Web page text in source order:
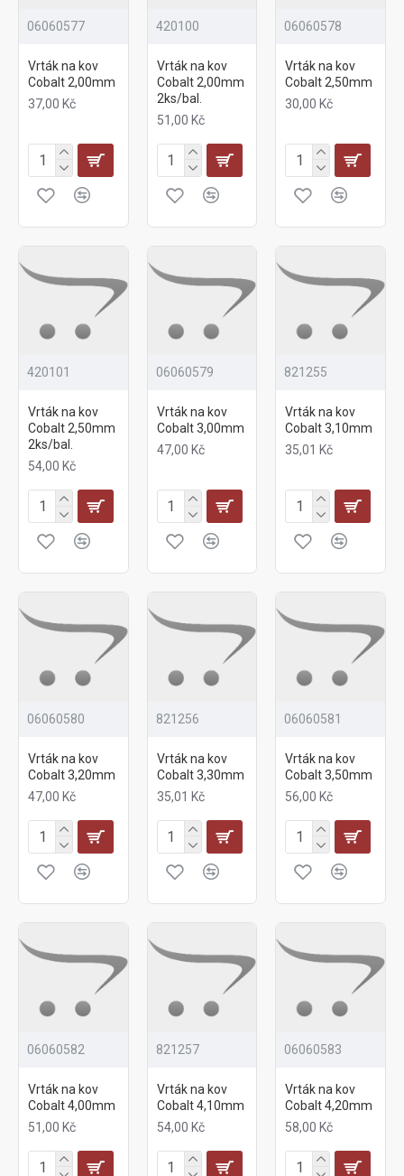
06060577
Vrták na kov
Cobalt 2,00mm
37,00 Kč
420100
Vrták na kov
Cobalt 2,00mm
2ks/bal.
51,00 Kč
06060578
Vrták na kov
Cobalt 2,50mm
30,00 Kč
420101
Vrták na kov
Cobalt 2,50mm
2ks/bal.
54,00 Kč
06060579
Vrták na kov
Cobalt 3,00mm
47,00 Kč
821255
Vrták na kov
Cobalt 3,10mm
35,01 Kč
06060580
Vrták na kov
Cobalt 3,20mm
47,00 Kč
821256
Vrták na kov
Cobalt 3,30mm
35,01 Kč
06060581
Vrták na kov
Cobalt 3,50mm
56,00 Kč
06060582
Vrták na kov
Cobalt 4,00mm
51,00 Kč
821257
Vrták na kov
Cobalt 4,10mm
54,00 Kč
06060583
Vrták na kov
Cobalt 4,20mm
58,00 Kč